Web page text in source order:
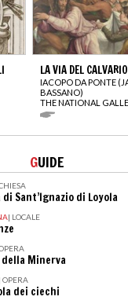
LA VIA DEL CALVARIO
IACOPO DA PONTE
BASSANO)
THE NATIONAL
GUIDE
di Sant’Ignazio di Loyola
| LOCALE
della Minerva
OPERA
dei ciechi